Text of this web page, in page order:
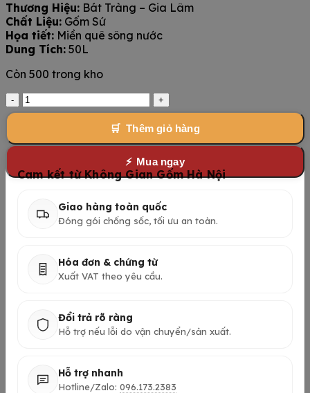
Thương Hiệu: Bát Tràng – Gia Lâm
Chất Liệu: Gốm Sứ
Họa tiết: Miền quê sông nước
Dung Tích: 50L
Còn 500 trong kho
Chum
Ngâm
50L
Tràng
Vẽ
Quê
Sông
lượng
Thêm giỏ hàng
Mua ngay
Cam kết từ Không Gian Gốm Hà Nội
Giao hàng toàn quốc
Đóng gói chống sốc, tối ưu an toàn.
Hóa đơn & chứng từ
Xuất VAT theo yêu cầu.
Đổi trả rõ ràng
Hỗ trợ nếu lỗi do vận chuyển/sản xuất.
Hỗ trợ nhanh
Hotline/Zalo: 096.173.2383